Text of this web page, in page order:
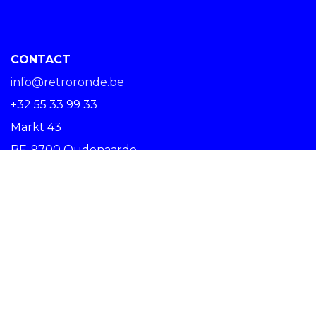
CONTACT
info@retroronde.be
+32 55 33 99 33
Markt 43
BE-9700 Oudenaarde